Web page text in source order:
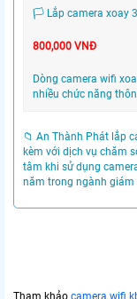
🏳️ Lắp camera xoay
800,000 VNĐ
Dòng camera wifi
nhiều chức năng
📁 An Thành Phát lắp
kèm với dịch vụ chăm
tâm khi sử dụng
năm trong ngành giám